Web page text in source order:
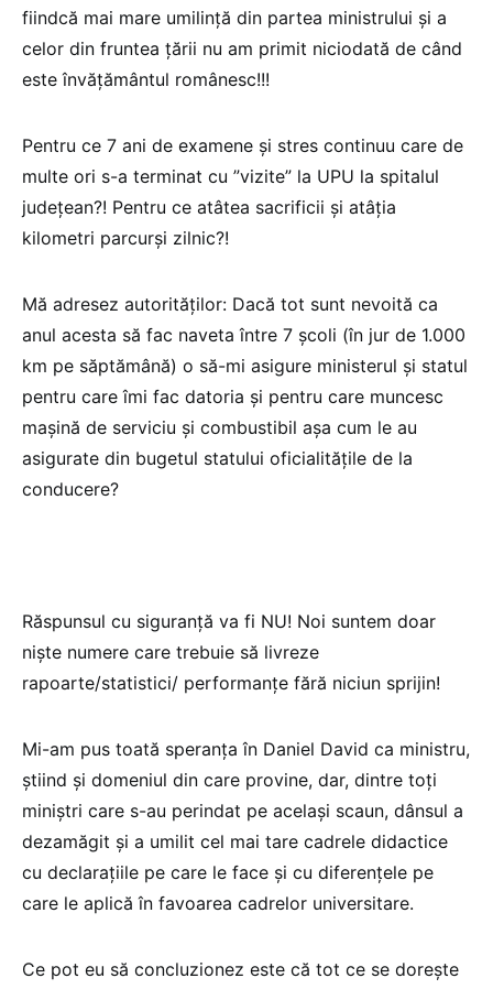
fiindcă mai mare umilință din partea ministrului și a
celor din fruntea țării nu am primit niciodată de când
este învățământul românesc!!!
Pentru ce 7 ani de examene și stres continuu care de
multe ori s-a terminat cu ”vizite” la UPU la spitalul
județean?! Pentru ce atâtea sacrificii și atâția
kilometri parcurși zilnic?!
Mă adresez autorităților: Dacă tot sunt nevoită ca
anul acesta să fac naveta între 7 școli (în jur de 1.000
km pe săptămână) o să-mi asigure ministerul și statul
pentru care îmi fac datoria și pentru care muncesc
mașină de serviciu și combustibil așa cum le au
asigurate din bugetul statului oficialitățile de la
conducere?
Răspunsul cu siguranță va fi NU! Noi suntem doar
niște numere care trebuie să livreze
rapoarte/statistici/ performanțe fără niciun sprijin!
Mi-am pus toată speranța în Daniel David ca ministru,
știind și domeniul din care provine, dar, dintre toți
miniștri care s-au perindat pe același scaun, dânsul a
dezamăgit și a umilit cel mai tare cadrele didactice
cu declarațiile pe care le face și cu diferențele pe
care le aplică în favoarea cadrelor universitare.
Ce pot eu să concluzionez este că tot ce se dorește